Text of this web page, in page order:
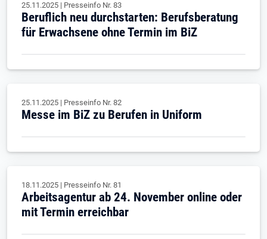
25.11.2025 | Presseinfo Nr. 83
Beruflich neu durchstarten: Berufsberatung
für Erwachsene ohne Termin im BiZ
25.11.2025 | Presseinfo Nr. 82
Messe im BiZ zu Berufen in Uniform
18.11.2025 | Presseinfo Nr. 81
Arbeitsagentur ab 24. November online oder
mit Termin erreichbar